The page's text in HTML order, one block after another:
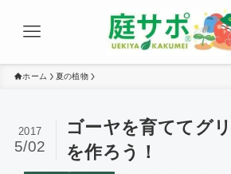
ホーム 夏の植物
ゴーヤを育ててグ
を作ろう！
2017
5/02